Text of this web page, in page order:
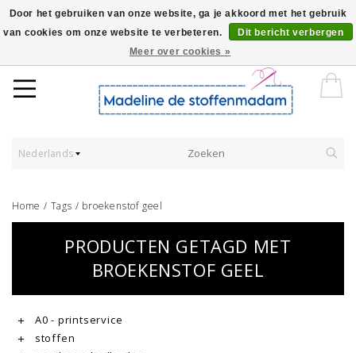
Worldwide Shipping - Onze stoffen worden verkocht per 10 cm.
Nederlands
Home / Tags / broekenstof geel
PRODUCTEN GETAGD MET
BROEKENSTOF GEEL
A0 - printservice
stoffen
Door het gebruiken van onze website, ga je akkoord met het gebruik
van cookies om onze website te verbeteren.
Dit bericht verbergen
Meer over cookies »